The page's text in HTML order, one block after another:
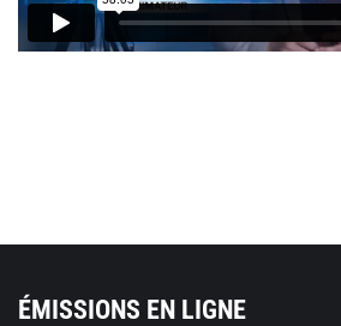
ÉMISSIONS EN LIGNE